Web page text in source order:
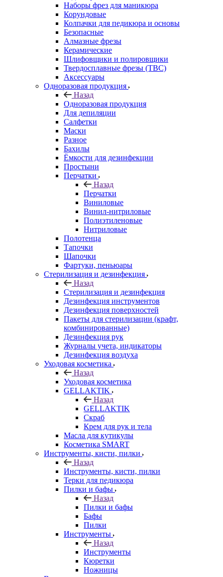
Наборы фрез для маникюра
Корундовые
Колпачки для педикюра и основы
Безопасные
Алмазные фрезы
Керамические
Шлифовщики и полировщики
Твердосплавные фрезы (ТВС)
Аксессуары
Одноразовая продукция
Назад
Одноразовая продукция
Для депиляции
Салфетки
Маски
Разное
Бахилы
Ёмкости для дезинфекции
Простыни
Перчатки
Назад
Перчатки
Виниловые
Винил-нитриловые
Полиэтиленовые
Нитриловые
Полотенца
Тапочки
Шапочки
Фартуки, пеньюары
Стерилизация и дезинфекция
Назад
Стерилизация и дезинфекция
Дезинфекция инструментов
Дезинфекция поверхностей
Пакеты для стерилизации (крафт,
комбинированные)
Дезинфекция рук
Журналы учета, индикаторы
Дезинфекция воздуха
Уходовая косметика
Назад
Уходовая косметика
GELLAKTIK
Назад
GELLAKTIK
Скраб
Крем для рук и тела
Масла для кутикулы
Косметика SMART
Инструменты, кисти, пилки
Назад
Инструменты, кисти, пилки
Терки для педикюра
Пилки и бафы
Назад
Пилки и бафы
Бафы
Пилки
Инструменты
Назад
Инструменты
Кюретки
Ножницы